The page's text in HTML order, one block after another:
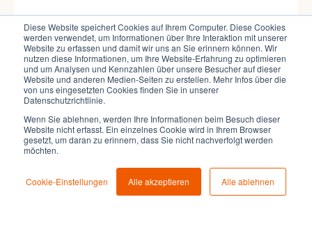
Diese Website speichert Cookies auf Ihrem Computer. Diese Cookies
werden verwendet, um Informationen über Ihre Interaktion mit unserer
Website zu erfassen und damit wir uns an Sie erinnern können. Wir
nutzen diese Informationen, um Ihre Website-Erfahrung zu optimieren
und um Analysen und Kennzahlen über unsere Besucher auf dieser
Website und anderen Medien-Seiten zu erstellen. Mehr Infos über die
von uns eingesetzten Cookies finden Sie in unserer
Datenschutzrichtlinie.
Wenn Sie ablehnen, werden Ihre Informationen beim Besuch dieser
Website nicht erfasst. Ein einzelnes Cookie wird in Ihrem Browser
gesetzt, um daran zu erinnern, dass Sie nicht nachverfolgt werden
möchten.
Cookie-Einstellungen Alle akzeptieren Alle ablehnen
„Viele Frauen bewerben sich
erst, wenn sie die Erwartungen
zu 100 Prozent erfüllen, während
60 Prozent wagen,“
sagt die Luft- und Raumfahrtingenieurin Claudia
Kessler, die 2015 die InitiativeDie Astronautin